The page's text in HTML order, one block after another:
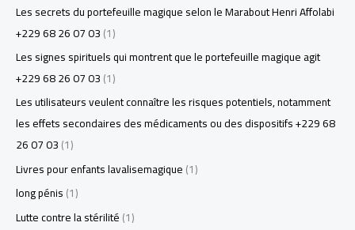
Les secrets du portefeuille magique selon le Marabout Henri Affolabi
+229 68 26 07 03(1)
Les signes spirituels qui montrent que le portefeuille magique agit
+229 68 26 07 03(1)
Les utilisateurs veulent connaître les risques potentiels, notamment
les effets secondaires des médicaments ou des dispositifs +229 68
26 07 03(1)
Livres pour enfants lavalisemagique(1)
long pénis(1)
Lutte contre la stérilité(1)